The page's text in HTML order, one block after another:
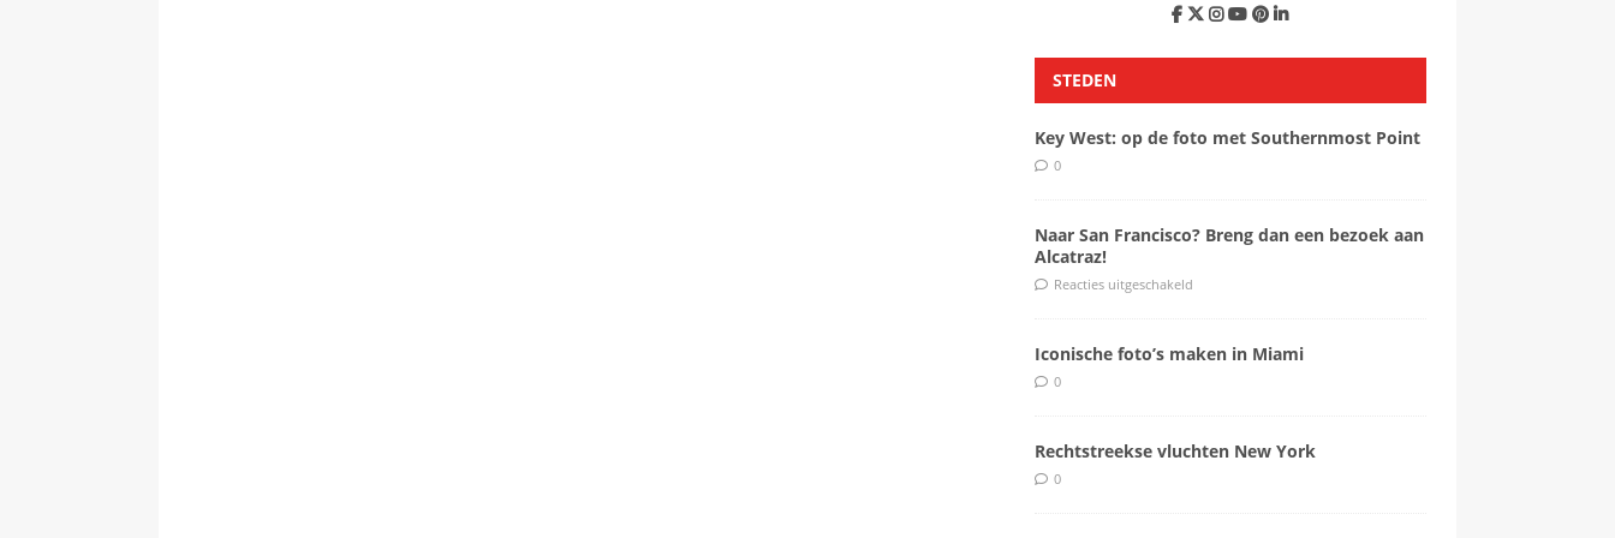
STEDEN
Key West: op de foto met Southernmost Point
0
Naar San Francisco? Breng dan een bezoek aan
Alcatraz!
Reacties uitgeschakeld
Iconische foto’s maken in Miami
0
Rechtstreekse vluchten New York
0